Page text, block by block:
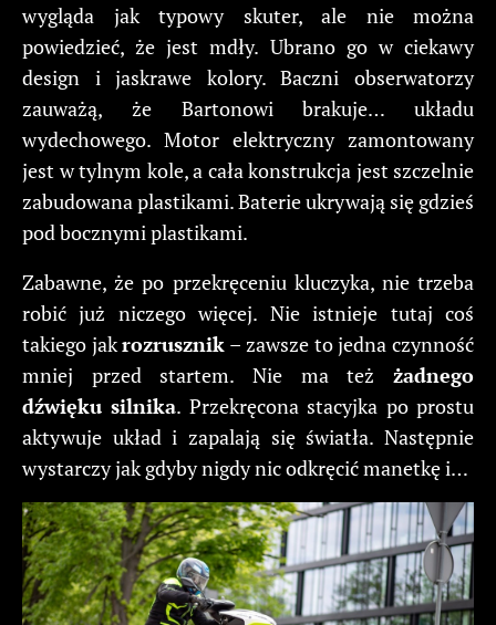
wygląda jak typowy skuter, ale nie można
powiedzieć, że jest mdły. Ubrano go w ciekawy
design i jaskrawe kolory. Baczni obserwatorzy
zauważą, że Bartonowi brakuje… układu
wydechowego. Motor elektryczny zamontowany
jest w tylnym kole, a cała konstrukcja jest szczelnie
zabudowana plastikami. Baterie ukrywają się gdzieś
pod bocznymi plastikami.
Zabawne, że po przekręceniu kluczyka, nie trzeba
robić już niczego więcej. Nie istnieje tutaj coś
takiego jakrozrusznik – zawsze to jedna czynność
mniej przed startem. Nie ma też żadnego
dźwięku silnika. Przekręcona stacyjka po prostu
aktywuje układ i zapalają się światła. Następnie
wystarczy jak gdyby nigdy nic odkręcić manetkę i…